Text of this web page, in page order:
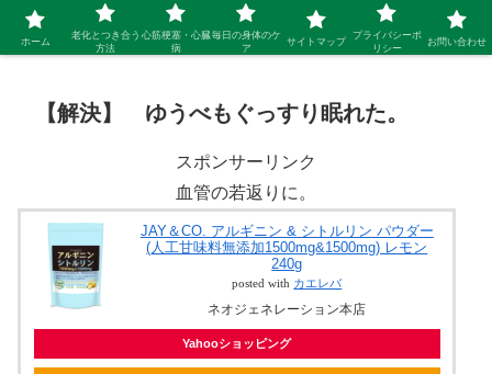
シニア 新しい人生を開拓するブログ
【解決】 ゆうべもぐっすり眠れた。
スポンサーリンク
血管の若返りに。
JAY＆CO. アルギニン & シトルリン パウダー
(人工甘味料無添加1500mg&1500mg) レモン
240g
posted with カエレバ
ネオジェネレーション本店
Yahooショッピング
ホーム
老化とつき合う
方法
心筋梗塞・心臓
病
毎日の身体のケ
ア
サイトマップ
プライバシーポ
リシー
お問い合わせ